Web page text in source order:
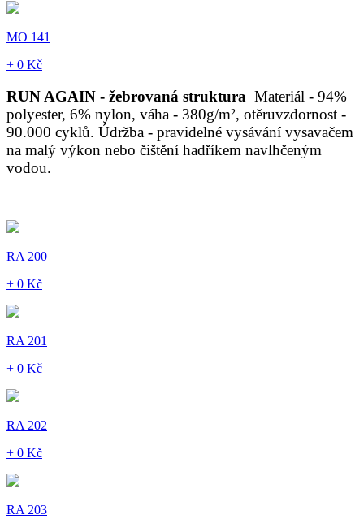
MO 141
+ 0 Kč
RUN AGAIN - žebrovaná struktura Materiál - 94%
polyester, 6% nylon, váha - 380g/m², otěruvzdornost -
90.000 cyklů. Údržba - pravidelné vysávání vysavačem
na malý výkon nebo čištění hadříkem navlhčeným
vodou.
RA 200
+ 0 Kč
RA 201
+ 0 Kč
RA 202
+ 0 Kč
RA 203